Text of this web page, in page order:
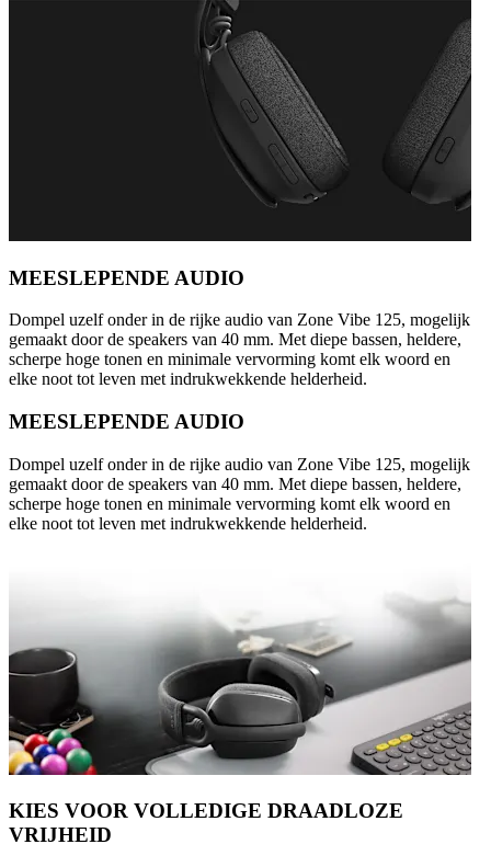
MEESLEPENDE AUDIO
Dompel uzelf onder in de rijke audio van Zone Vibe 125, mogelijk
gemaakt door de speakers van 40 mm. Met diepe bassen, heldere,
scherpe hoge tonen en minimale vervorming komt elk woord en
elke noot tot leven met indrukwekkende helderheid.
MEESLEPENDE AUDIO
Dompel uzelf onder in de rijke audio van Zone Vibe 125, mogelijk
gemaakt door de speakers van 40 mm. Met diepe bassen, heldere,
scherpe hoge tonen en minimale vervorming komt elk woord en
elke noot tot leven met indrukwekkende helderheid.
KIES VOOR VOLLEDIGE DRAADLOZE
VRIJHEID